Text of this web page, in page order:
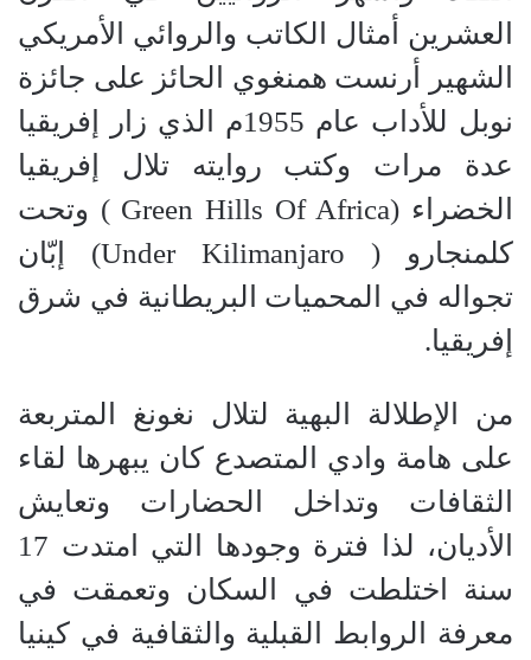
العشرين أمثال الكاتب والروائي الأمريكي
الشهير أرنست همنغوي الحائز على جائزة
نوبل للأداب عام 1955م الذي زار إفريقيا
عدة مرات وكتب روايته تلال إفريقيا
الخضراء (Green Hills Of Africa )
وتحت
كلمنجارو ( Under Kilimanjaro)
إبّان
تجواله في المحميات البريطانية في شرق
إفريقيا.
من الإطلالة البهية لتلال نغونغ المتربعة
على هامة وادي المتصدع كان يبهرها لقاء
الثقافات وتداخل الحضارات وتعايش
الأديان، لذا فترة وجودها التي امتدت 17
سنة اختلطت في السكان وتعمقت في
معرفة الروابط القبلية والثقافية في كينيا